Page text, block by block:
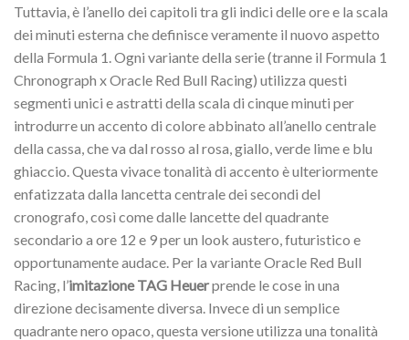
Tuttavia, è l’anello dei capitoli tra gli indici delle ore e la scala
dei minuti esterna che definisce veramente il nuovo aspetto
della Formula 1. Ogni variante della serie (tranne il Formula 1
Chronograph x Oracle Red Bull Racing) utilizza questi
segmenti unici e astratti della scala di cinque minuti per
introdurre un accento di colore abbinato all’anello centrale
della cassa, che va dal rosso al rosa, giallo, verde lime e blu
ghiaccio. Questa vivace tonalità di accento è ulteriormente
enfatizzata dalla lancetta centrale dei secondi del
cronografo, così come dalle lancette del quadrante
secondario a ore 12 e 9 per un look austero, futuristico e
opportunamente audace. Per la variante Oracle Red Bull
Racing, l’imitazione TAG Heuerprende le cose in una
direzione decisamente diversa. Invece di un semplice
quadrante nero opaco, questa versione utilizza una tonalità